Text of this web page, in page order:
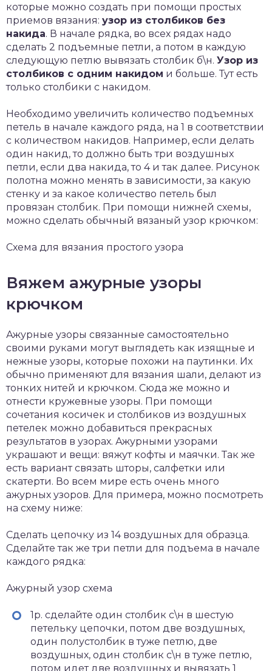
которые можно создать при помощи простых
приемов вязания: узор из столбиков без
накида. В начале рядка, во всех рядах надо
сделать 2 подъемные петли, а потом в каждую
следующую петлю вывязать столбик б\н. Узор из
столбиков с одним накидом и больше. Тут есть
только столбики с накидом.
Необходимо увеличить количество подъемных
петель в начале каждого ряда, на 1 в соответствии
с количеством накидов. Например, если делать
один накид, то должно быть три воздушных
петли, если два накида, то 4 и так далее. Рисунок
полотна можно менять в зависимости, за какую
стенку и за какое количество петель был
провязан столбик. При помощи нижней схемы,
можно сделать обычный вязаный узор крючком:
Схема для вязания простого узора
Вяжем ажурные узоры
крючком
Ажурные узоры связанные самостоятельно
своими руками могут выглядеть как изящные и
нежные узоры, которые похожи на паутинки. Их
обычно применяют для вязания шали, делают из
тонких нитей и крючком. Сюда же можно и
отнести кружевные узоры. При помощи
сочетания косичек и столбиков из воздушных
петелек можно добавиться прекрасных
результатов в узорах. Ажурными узорами
украшают и вещи: вяжут кофты и маячки. Так же
есть вариант связать шторы, салфетки или
скатерти. Во всем мире есть очень много
ажурных узоров. Для примера, можно посмотреть
на схему ниже:
Сделать цепочку из 14 воздушных для образца.
Сделайте так же три петли для подъема в начале
каждого рядка:
Ажурный узор схема
1р. сделайте один столбик с\н в шестую
петельку цепочки, потом две воздушных,
один полустолбик в туже петлю, две
воздушных, один столбик с\н в туже петлю,
потом идет две воздушных и вывязать 1